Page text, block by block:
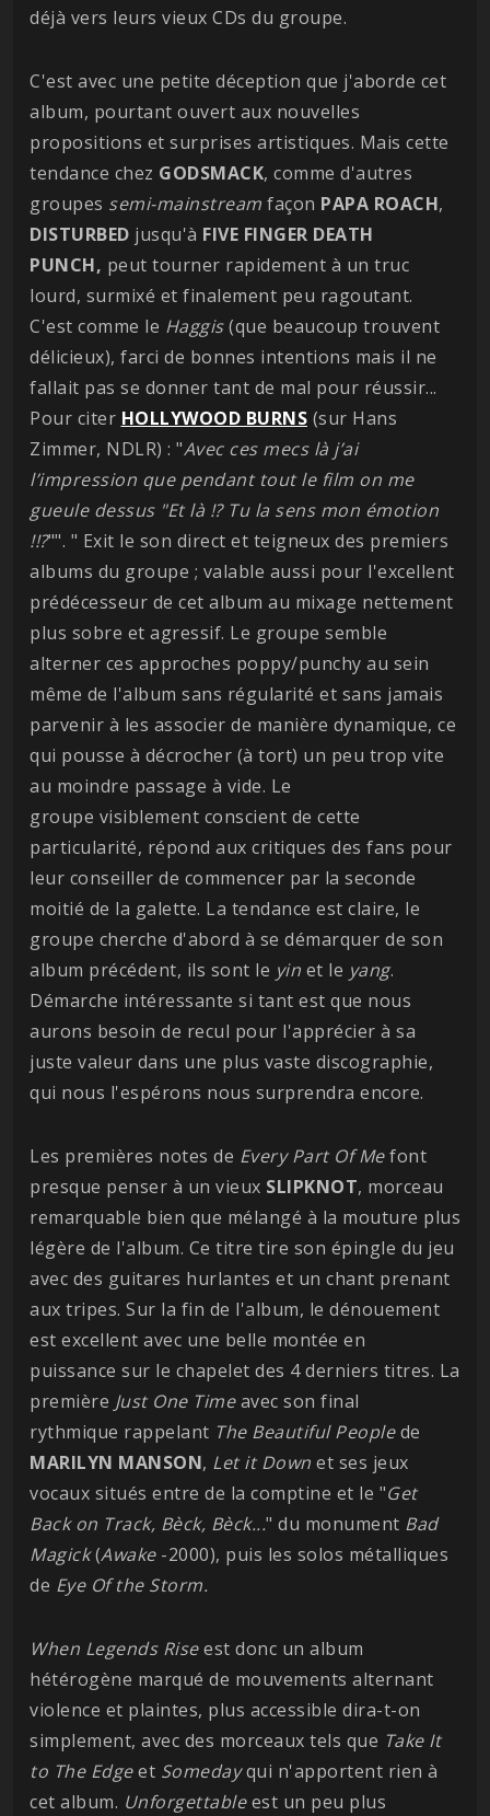
déjà vers leurs vieux CDs du groupe.
C'est avec une petite déception que j'aborde cet
album, pourtant ouvert aux nouvelles
propositions et surprises artistiques. Mais cette
tendance chez GODSMACK, comme d'autres
groupes semi-mainstream façon PAPA ROACH,
DISTURBED jusqu'à FIVE FINGER DEATH
PUNCH, peut tourner rapidement à un truc
lourd, surmixé et finalement peu ragoutant.
C'est comme le Haggis(que beaucoup trouvent
délicieux), farci de bonnes intentions mais il ne
fallait pas se donner tant de mal pour réussir...
Pour citer HOLLYWOOD BURNS (sur Hans
Zimmer, NDLR) : "Avec ces mecs là j’ai
l’impression que pendant tout le film on me
gueule dessus "Et là !? Tu la sens mon émotion
!!?"". " Exit le son direct et teigneux des premiers
albums du groupe ; valable aussi pour l'excellent
prédécesseur de cet album au mixage nettement
plus sobre et agressif. Le groupe semble
alterner ces approches poppy/punchy au sein
même de l'album sans régularité et sans jamais
parvenir à les associer de manière dynamique, ce
qui pousse à décrocher (à tort) un peu trop vite
au moindre passage à vide. Le
groupe visiblement conscient de cette
particularité, répond aux critiques des fans pour
leur conseiller de commencer par la seconde
moitié de la galette. La tendance est claire, le
groupe cherche d'abord à se démarquer de son
album précédent, ils sont le yin et le yang.
Démarche intéressante si tant est que nous
aurons besoin de recul pour l'apprécier à sa
juste valeur dans une plus vaste discographie,
qui nous l'espérons nous surprendra encore.
Les premières notes de Every Part Of Mefont
presque penser à un vieux SLIPKNOT, morceau
remarquable bien que mélangé à la mouture plus
légère de l'album. Ce titre tire son épingle du jeu
avec des guitares hurlantes et un chant prenant
aux tripes. Sur la fin de l'album, le dénouement
est excellent avec une belle montée en
puissance sur le chapelet des 4 derniers titres. La
première Just One Timeavec son final
rythmique rappelant The Beautiful Peoplede
MARILYN MANSON, Let it Down et ses jeux
vocaux situés entre de la comptine et le "Get
Back on Track, Bèck, Bèck..." du monument Bad
Magick(Awake-2000), puis les solos métalliques
de Eye Of the Storm.
When Legends Riseest donc un album
hétérogène marqué de mouvements alternant
violence et plaintes, plus accessible dira-t-on
simplement, avec des morceaux tels que Take It
to The Edgeet Somedayqui n'apportent rien à
cet album. Unforgettableest un peu plus